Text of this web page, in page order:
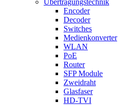
Übertragungstechnik
Encoder
Decoder
Switches
Medienkonverter
WLAN
PoE
Router
SFP Module
Zweidraht
Glasfaser
HD-TVI